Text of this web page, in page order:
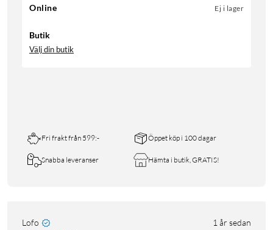
Online Ej i lager
Butik
Välj din butik
Fri frakt från 599:- Öppet köp i 100 dagar
Snabba leveranser Hämta i butik, GRATIS!
Lofo 1 år sedan